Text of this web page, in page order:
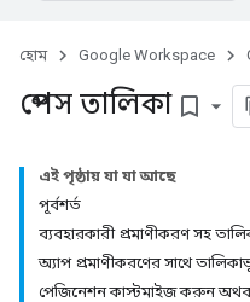
হোম Google Workspace
স্পেস তালিকা bookmark_border
এই পৃষ্ঠায় যা যা আছে
পূর্বশর্ত
ব্যবহারকারী প্রমাণীকরণ সহ
অ্যাপ প্রমাণীকরণের সাথে
পেজিনেশন কাস্টমাইজ করুন